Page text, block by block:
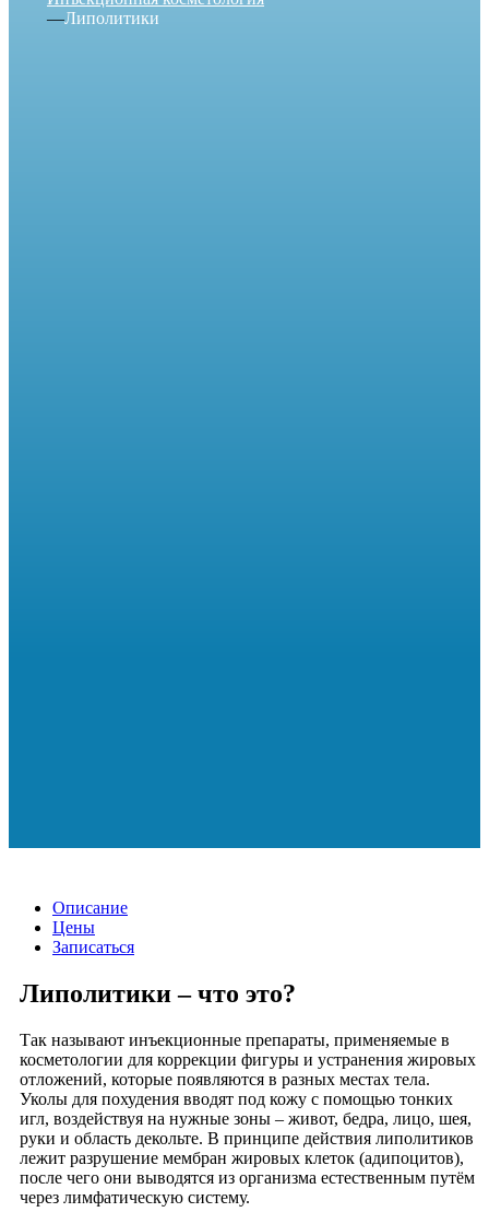
—Липолитики
Описание
Цены
Записаться
Липолитики – что это?
Так называют инъекционные препараты, применяемые в
косметологии для коррекции фигуры и устранения жировых
отложений, которые появляются в разных местах тела.
Уколы для похудения вводят под кожу с помощью тонких
игл, воздействуя на нужные зоны – живот, бедра, лицо, шея,
руки и область декольте. В принципе действия липолитиков
лежит разрушение мембран жировых клеток (адипоцитов),
после чего они выводятся из организма естественным путём
через лимфатическую систему.